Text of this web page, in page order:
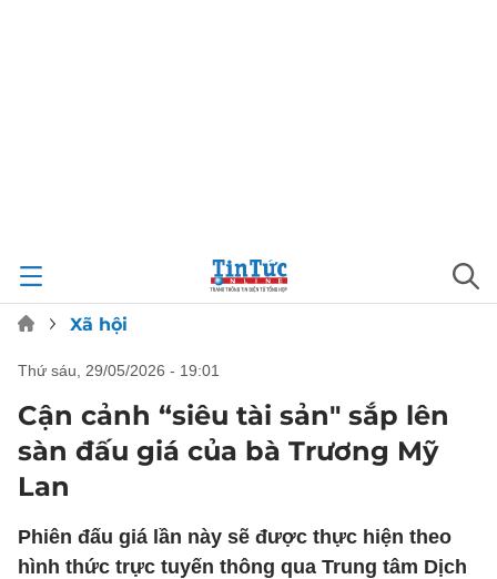
Xã hội
thứ sáu, 29/05/2026 - 19:01
Cận cảnh “siêu tài sản" sắp lên
sàn đấu giá của bà Trương Mỹ
Lan
Phiên đấu giá lần này sẽ được thực hiện theo
hình thức trực tuyến thông qua Trung tâm Dịch